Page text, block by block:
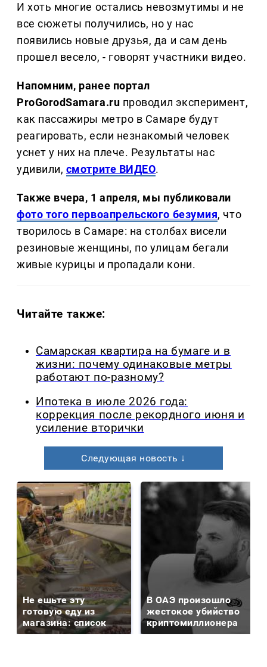
И хоть многие остались невозмутимы и не
все сюжеты получились, но у нас
появились новые друзья, да и сам день
прошел весело, - говорят участники видео.
Напомним, ранее портал
ProGorodSamara.ru проводил эксперимент,
как пассажиры метро в Самаре будут
реагировать, если незнакомый человек
уснет у них на плече. Результаты нас
удивили, смотрите ВИДЕО.
Также вчера, 1 апреля, мы публиковали
фото того первоапрельского безумия, что
творилось в Самаре: на столбах висели
резиновые женщины, по улицам бегали
живые курицы и пропадали кони.
Читайте также:
Самарская квартира на бумаге и в
жизни: почему одинаковые метры
работают по-разному?
Ипотека в июле 2026 года:
коррекция после рекордного июня и
усиление вторички
Следующая новость ↓
Не ешьте эту
готовую еду из
магазина: список
В ОАЭ произошло
жестокое убийство
криптомиллионера